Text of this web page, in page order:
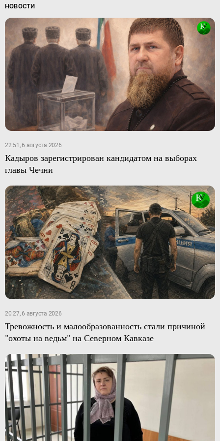
НОВОСТИ
22:51, 6 августа 2026
Кадыров зарегистрирован кандидатом на выборах
главы Чечни
20:27, 6 августа 2026
Тревожность и малообразованность стали причиной
"охоты на ведьм" на Северном Кавказе